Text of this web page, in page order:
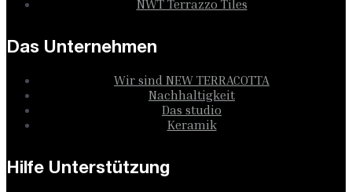
NWT Terrazzo Tiles
Das Unternehmen
Wir sind NEW TERRACOTTA
Nachhaltigkeit
Das studio
Keramik
Hilfe Unterstützung